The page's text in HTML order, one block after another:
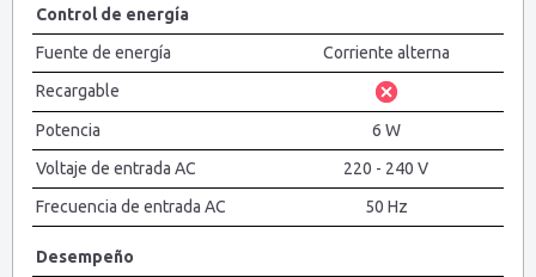
Control de energía
Fuente de energía
Corriente alterna
Recargable
Potencia
6 W
Voltaje de entrada AC
220 - 240 V
Frecuencia de entrada AC
50 Hz
Desempeño